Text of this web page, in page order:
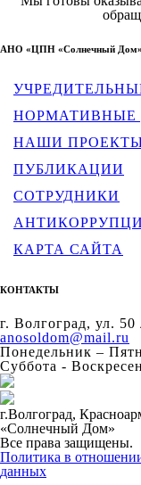
АНО «ЦПН «Солнечный Дом»
НОРМАТИВНЫЕ
НАШИ
ПУБЛИКАЦИИ
СОТРУДНИКИ
КАРТА САЙТА
КОНТАКТЫ
г. Волгоград, ул.
anosoldom@mail.ru
Понедельник –
Суббота -
г.Волгоград,
«Солнечный Дом»
Все права защищены.
Политика в
данных